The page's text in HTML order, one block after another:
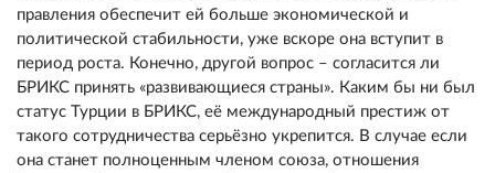
правления обеспечит ей больше экономической и
политической стабильности, уже вскоре она вступит в
период роста. Конечно, другой вопрос – согласится ли
БРИКС принять «развивающиеся страны». Каким бы ни был
статус Турции в БРИКС, её международный престиж от
такого сотрудничества серьёзно укрепится. В случае если
она станет полноценным членом союза, отношения